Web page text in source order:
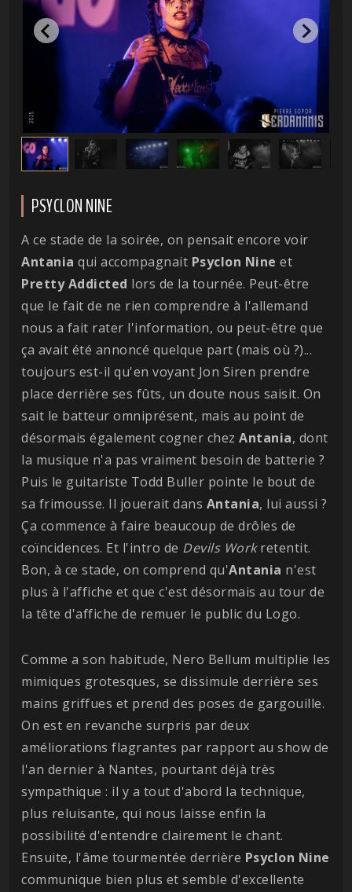
PSYCLON NINE
A ce stade de la soirée, on pensait encore voir
Antania qui accompagnait Psyclon Nine et
Pretty Addicted lors de la tournée. Peut-être
que le fait de ne rien comprendre à l'allemand
nous a fait rater l'information, ou peut-être que
ça avait été annoncé quelque part (mais où ?)...
toujours est-il qu'en voyant Jon Siren prendre
place derrière ses fûts, un doute nous saisit. On
sait le batteur omniprésent, mais au point de
désormais également cogner chez Antania, dont
la musique n'a pas vraiment besoin de batterie ?
Puis le guitariste Todd Buller pointe le bout de
sa frimousse. Il jouerait dans Antania, lui aussi ?
Ça commence à faire beaucoup de drôles de
coïncidences. Et l'intro de Devils Workretentit.
Bon, à ce stade, on comprend qu'Antania n'est
plus à l'affiche et que c'est désormais au tour de
la tête d'affiche de remuer le public du Logo.
Comme a son habitude, Nero Bellum multiplie les
mimiques grotesques, se dissimule derrière ses
mains griffues et prend des poses de gargouille.
On est en revanche surpris par deux
améliorations flagrantes par rapport au show de
l'an dernier à Nantes, pourtant déjà très
sympathique : il y a tout d'abord la technique,
plus reluisante, qui nous laisse enfin la
possibilité d'entendre clairement le chant.
Ensuite, l'âme tourmentée derrière Psyclon Nine
communique bien plus et semble d'excellente